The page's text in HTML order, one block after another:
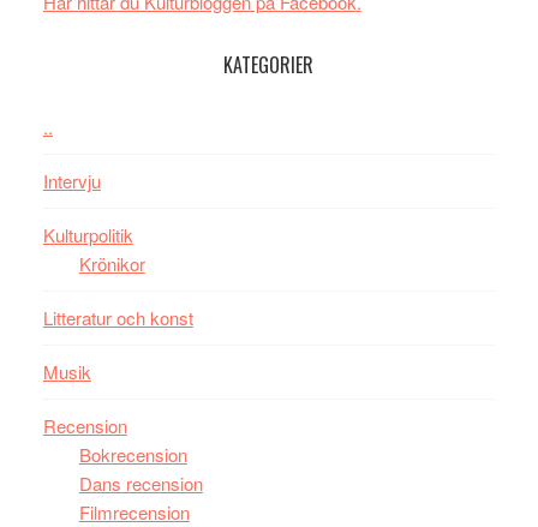
KATEGORIER
..
Intervju
Kulturpolitik
Krönikor
Litteratur och konst
Musik
Recension
Bokrecension
Dans recension
Filmrecension